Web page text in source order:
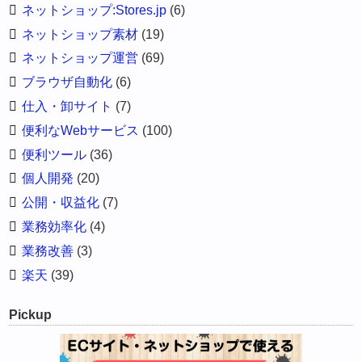
ネットショップ:Stores.jp (6)
ネットショップ素材 (19)
ネットショップ運営 (69)
ブラウザ自動化 (6)
仕入・卸サイト (7)
便利なWebサービス (100)
便利ツール (36)
個人開発 (20)
公開・収益化 (7)
業務効率化 (4)
業務改善 (3)
楽天 (39)
Pickup